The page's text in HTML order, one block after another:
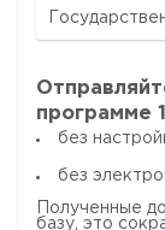
программе
без
без
Полученные
базу, это